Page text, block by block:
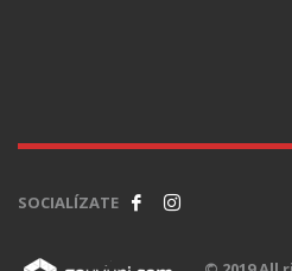
SOCIALÍZATE